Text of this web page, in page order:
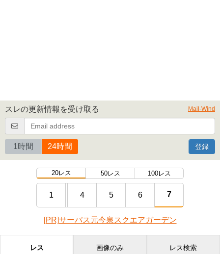
スレの更新情報を受け取る Mail-Wind
1時間 24時間 登録
20レス 50レス 100レス
1 4 5 6 7
[PR]サーパス元今泉スクエアガーデン
レス 画像のみ レス検索